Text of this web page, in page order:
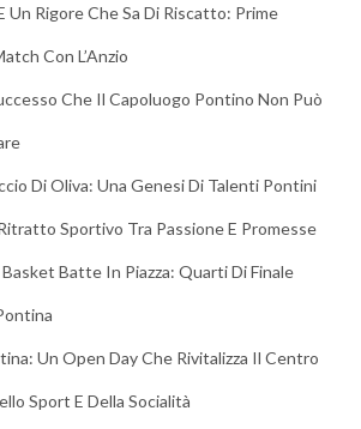
Un Rigore Che Sa Di Riscatto: Prime
Con L’Anzio
Che Il Capoluogo Pontino Non Può
Di Oliva: Una Genesi Di Talenti Pontini
Sportivo Tra Passione E Promesse
Batte In Piazza: Quarti Di Finale
Un Open Day Che Rivitalizza Il Centro
Sport E Della Socialità